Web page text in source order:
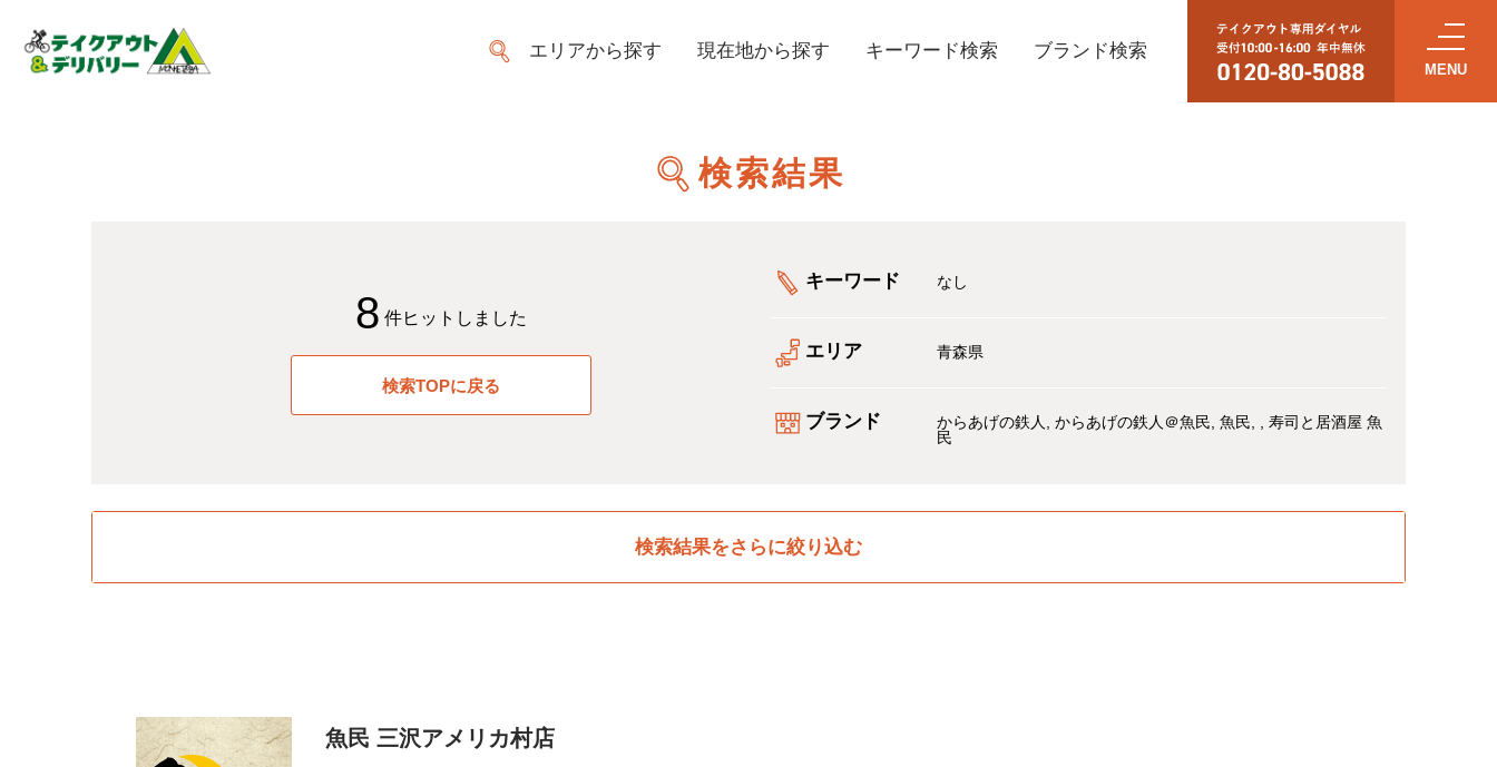
エリアから探す 現在地から探す キーワード検索 ブランド検索
検索結果
8 件ヒットしました
検索TOPに戻る
キーワード なし
エリア 青森県
ブランド からあげの鉄人 からあげの鉄人＠魚民 魚民
寿司と居酒屋 魚
民
検索結果をさらに絞り込む
魚民 三沢アメリカ村店